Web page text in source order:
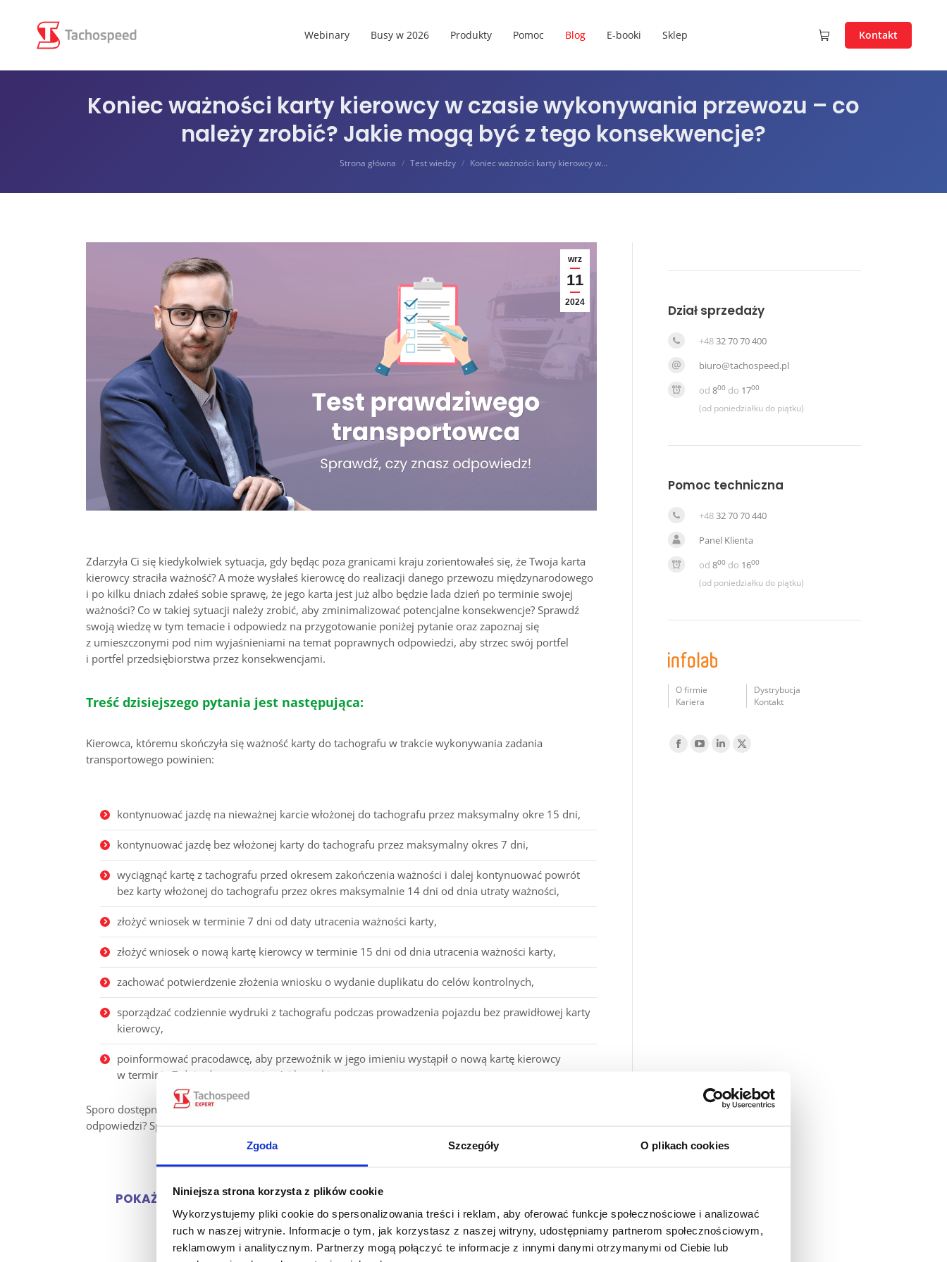
Zgoda Szczegóły O plikach cookies
Niniejsza strona korzysta z plików cookie
Wykorzystujemy pliki cookie do spersonalizowania treści i reklam, aby oferować funkcje społecznościowe i analizować
ruch w naszej witrynie. Informacje o tym, jak korzystasz z naszej witryny, udostępniamy partnerom społecznościowym,
reklamowym i analitycznym. Partnerzy mogą połączyć te informacje z innymi danymi otrzymanymi od Ciebie lub
Webinary Busy w 2026 Produkty Pomoc Blog E-booki Sklep Kontakt
Koniec ważności karty kierowcy w czasie wykonywania przewozu – co
należy zrobić? Jakie mogą być z tego konsekwencje?
Strona główna Test wiedzy Koniec ważności karty kierowcy w…
wrz
11
2024
Zdarzyła Ci się kiedykolwiek sytuacja, gdy będąc poza granicami kraju zorientowałeś się, że Twoja karta
kierowcy straciła ważność? A może wysłałeś kierowcę do realizacji danego przewozu międzynarodowego
i po kilku dniach zdałeś sobie sprawę, że jego karta jest już albo będzie lada dzień po terminie swojej
ważności? Co w takiej sytuacji należy zrobić, aby zminimalizować potencjalne konsekwencje? Sprawdź
swoją wiedzę w tym temacie i odpowiedz na przygotowanie poniżej pytanie oraz zapoznaj się
z umieszczonymi pod nim wyjaśnieniami na temat poprawnych odpowiedzi, aby strzec swój portfel
i portfel przedsiębiorstwa przez konsekwencjami.
Treść dzisiejszego pytania jest następująca:
Kierowca, któremu skończyła się ważność karty do tachografu w trakcie wykonywania zadania
transportowego powinien:
kontynuować jazdę na nieważnej karcie włożonej do tachografu przez maksymalny okre 15 dni,
kontynuować jazdę bez włożonej karty do tachografu przez maksymalny okres 7 dni,
wyciągnąć kartę z tachografu przed okresem zakończenia ważności i dalej kontynuować powrót
bez karty włożonej do tachografu przez okres maksymalnie 14 dni od dnia utraty ważności,
złożyć wniosek w terminie 7 dni od daty utracenia ważności karty,
złożyć wniosek o nową kartę kierowcy w terminie 15 dni od dnia utracenia ważności karty,
zachować potwierdzenie złożenia wniosku o wydanie duplikatu do celów kontrolnych,
sporządzać codziennie wydruki z tachografu podczas prowadzenia pojazdu bez prawidłowej karty
kierowcy,
poinformować pracodawcę, aby przewoźnik w jego imieniu wystąpił o nową kartę kierowcy
w terminie 7 dni od utraty ważności karty kierowcy.
Sporo dostępnych odpowiedzi. Bez problemu przyszło Ci wskazać właściwą odpowiedź lub właściwe
odpowiedzi? Sprawdź rozwiązanie poniżej wraz z wyjaśnieniem.
POKAŻ ODPOWIEDŹ
Dział sprzedaży
+4832 70 70 400
biuro@tachospeed.pl
od 800 do 1700
(od poniedziałku do piątku)
Pomoc techniczna
+4832 70 70 440
Panel Klienta
od 800 do 1600
(od poniedziałku do piątku)
O firmie
Kariera
Dystrybucja
Kontakt
Find us on:
Facebook
YouTubeLinkedTwitter